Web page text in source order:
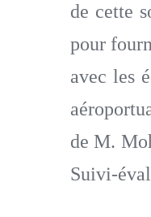
de cette
pour
avec les
de M.
Suivi-